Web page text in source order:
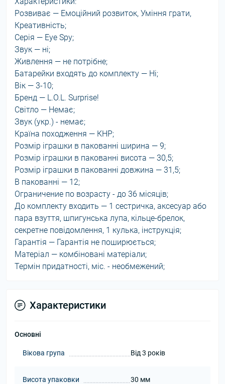
Розвиває — Емоційний розвиток, Уміння грати,
Креативність;
Серія — Eye Spy;
Звук — ні;
Живлення — не потрібне;
Батарейки входять до комплекту — Ні;
Вік — 3-10;
Бренд — L.O.L. Surprise!
Світло — Немає;
Звук (укр.) - немає;
Країна походження — КНР;
Розмір іграшки в пакованні ширина — 9;
Розмір іграшки в пакованні висота — 30,5;
Розмір іграшки в пакованні довжина — 31,5;
В пакованні — 12;
Ограничение по возрасту - до 36 місяців;
До комплекту входить — 1 сестричка, аксесуар або
пара взуття, шпигунська лупа, кільце-брелок,
секретне повідомлення, 1 кулька, інструкція;
Гарантія — Гарантія не поширюється;
Матеріал — комбіновані матеріали;
Термін придатності, міс. - необмежений;
Характеристики
Основні
Вікова група Від 3 років
Висота упаковки 30 мм